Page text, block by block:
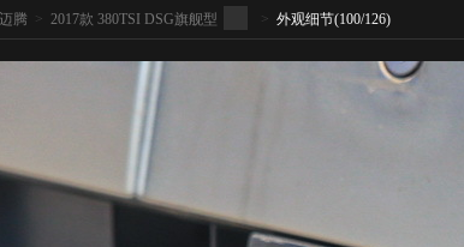
迈腾 > 2017款 380TSI DSG旗舰型 > 外观细节(100/126)